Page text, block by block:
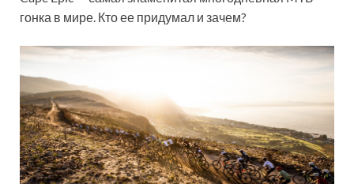
гонка в мире. Кто ее придумал и зачем?